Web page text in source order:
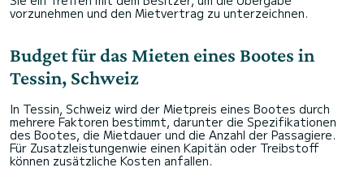
vorzunehmen und den Mietvertrag zu unterzeichnen.
Budget für das Mieten eines Bootes in
Tessin, Schweiz
In Tessin, Schweiz wird der Mietpreis eines Bootes durch
mehrere Faktoren bestimmt, darunter die Spezifikationen
des Bootes, die Mietdauer und die Anzahl der Passagiere.
Für Zusatzleistungenwie einen Kapitän oder Treibstoff
können zusätzliche Kosten anfallen.